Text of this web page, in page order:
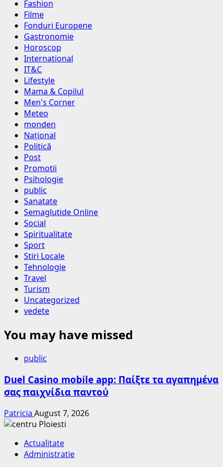
Fashion
Filme
Fonduri Europene
Gastronomie
Horoscop
International
IT&C
Lifestyle
Mama & Copilul
Men's Corner
Meteo
monden
Național
Politică
Post
Promotii
Psihologie
public
Sanatate
Semaglutide Online
Social
Spiritualitate
Sport
Stiri Locale
Tehnologie
Travel
Turism
Uncategorized
vedete
You may have missed
public
Duel Casino mobile app: Παίξτε τα αγαπημένα
σας παιχνίδια παντού
Patricia August 7, 2026
Actualitate
Administratie